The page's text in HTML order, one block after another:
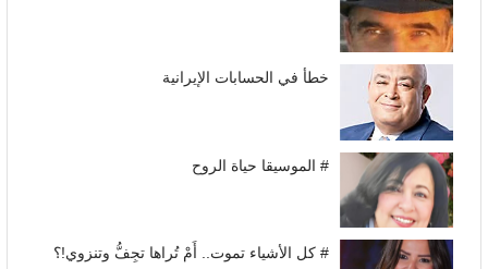
خطأ في الحسابات الإيرانية
# الموسيقا حياة الروح
# كل الأشياء تموت.. أَمْ تُراها تجِفُّ وتنزوي!؟